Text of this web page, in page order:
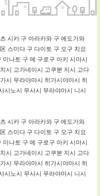
시카 구 아라카와 구 에도가와
스미다 구 다이토 구 오구 치요
미나토 구 메 구로구 아키 시마시
시 고가네이시 고쿠분 지시 고다
시 무라야마시 히가시야마시 히
시노시 무사시 무라야마시 니시
시카 구 아라카와 구 에도가와
스미다 구 다이토 구 오구 치요
미나토 구 메 구로구 아키 시마시
시 고가네이시 고쿠분 지시 고다
시 무라야마시 히가시야마시 히
시노시 무사시 무라야마시 니시